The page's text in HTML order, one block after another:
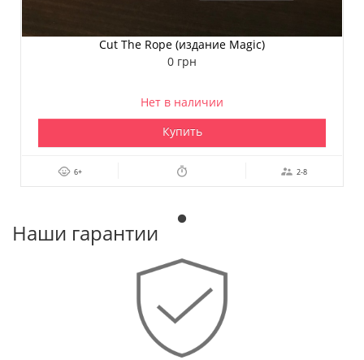
Cut The Rope (издание Magic)
0 грн
Нет в наличии
Купить
6+ 2-8
Наши гарантии